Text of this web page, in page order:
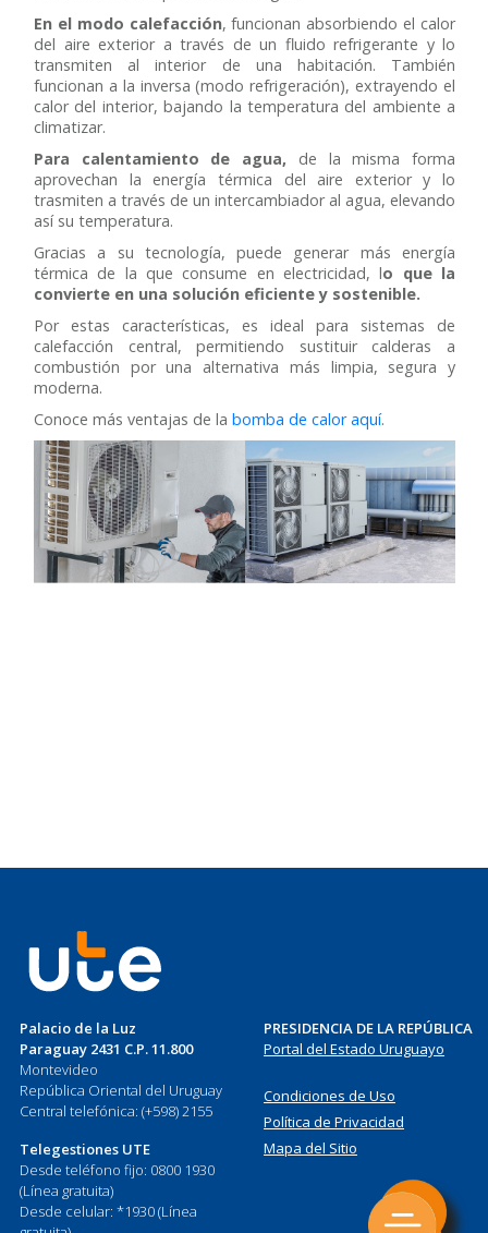
En el modo calefacción, funcionan absorbiendo el calor
del aire exterior a través de un fluido refrigerante y lo
transmiten al interior de una habitación. También
funcionan a la inversa (modo refrigeración), extrayendo el
calor del interior, bajando la temperatura del ambiente a
climatizar.
Para calentamiento de agua, de la misma forma
aprovechan la energía térmica del aire exterior y lo
trasmiten a través de un intercambiador al agua, elevando
así su temperatura.
Gracias a su tecnología, puede generar más energía
térmica de la que consume en electricidad, lo que la
convierte en una solución eficiente y sostenible.
Por estas características, es ideal para sistemas de
calefacción central, permitiendo sustituir calderas a
combustión por una alternativa más limpia, segura y
moderna.
Conoce más ventajas de la bomba de calor aquí.
Palacio de la Luz
Paraguay 2431 C.P. 11.800
Montevideo
República Oriental del Uruguay
Central telefónica: (+598) 2155
Telegestiones UTE
Desde teléfono fijo: 0800 1930
(Línea gratuita)
Desde celular: *1930 (Línea
PRESIDENCIA DE LA REPÚBLICA
Portal del Estado Uruguayo
Condiciones de Uso
Política de Privacidad
Mapa del Sitio